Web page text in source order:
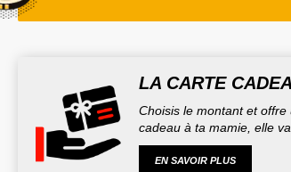
LA CARTE
Choisis le montant et offre
cadeau à ta mamie, elle
EN SAVOIR PLUS